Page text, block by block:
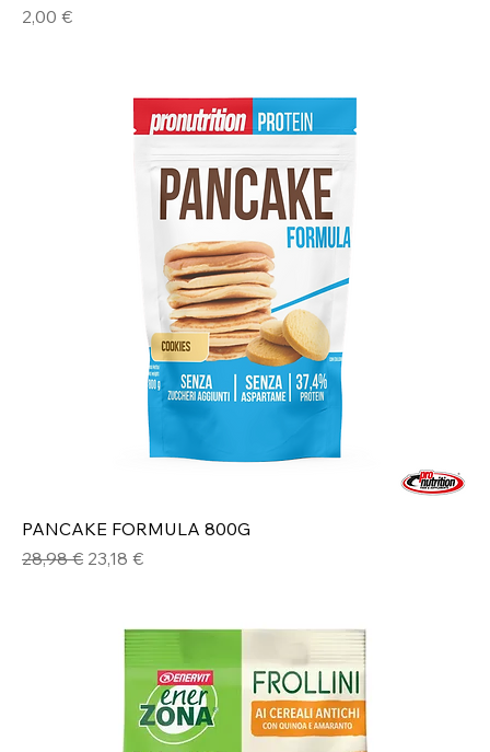
Prezzo
2,00 €
PANCAKE FORMULA 800G
Prezzo regolare
28,98 € Prezzo scontato
23,18 €